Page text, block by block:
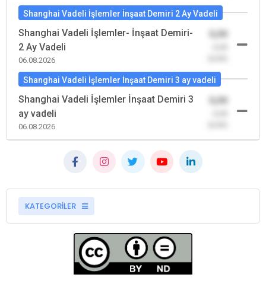
Shanghai Vadeli İşlemler İnşaat Demiri 2 Ay Vadeli
Shanghai Vadeli İşlemler- İnşaat Demiri-
2 Ay Vadeli
06.08.2026
Shanghai Vadeli İşlemler İnşaat Demiri 3 ay vadeli
Shanghai Vadeli İşlemler İnşaat Demiri 3
ay vadeli
06.08.2026
KATEGORİLER